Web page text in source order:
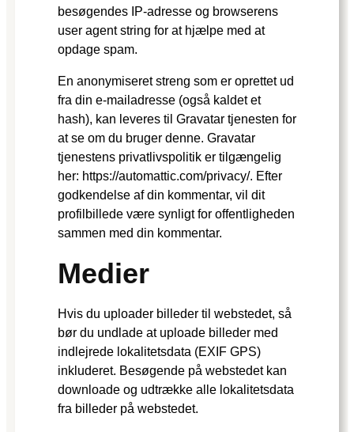
besøgendes IP-adresse og browserens
user agent string for at hjælpe med at
opdage spam.
En anonymiseret streng som er oprettet ud
fra din e-mailadresse (også kaldet et
hash), kan leveres til Gravatar tjenesten for
at se om du bruger denne. Gravatar
tjenestens privatlivspolitik er tilgængelig
her: https://automattic.com/privacy/. Efter
godkendelse af din kommentar, vil dit
profilbillede være synligt for offentligheden
sammen med din kommentar.
Medier
Hvis du uploader billeder til webstedet, så
bør du undlade at uploade billeder med
indlejrede lokalitetsdata (EXIF GPS)
inkluderet. Besøgende på webstedet kan
downloade og udtrække alle lokalitetsdata
fra billeder på webstedet.